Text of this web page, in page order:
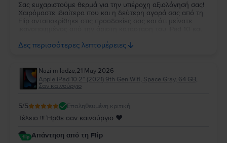
Σας ευχαριστούμε θερμά για την υπέροχη αξιολόγησή σας!
Χαιρόμαστε ιδιαίτερα που και η δεύτερη αγορά σας από τη
Flip ανταποκρίθηκε στις προσδοκίες σας και ότι μείνατε
μας να σας εξυπηρετήσουμε ξανά στο μέλλον!
Δες περισσότερες λεπτομέρειες
Nazi miladze,21 May 2026
Apple iPad 10.2” (2021) 9th Gen Wifi, Space Gray, 64 GB,
Σαν καινούργιο
5/5 Επαληθευμένη κριτική
Τέλειο !!! Ήρθε σαν καινούργιο ♥️
Απάντηση από τη Flip